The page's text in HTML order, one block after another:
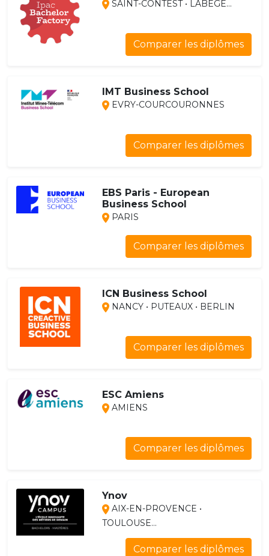
SAINT-CONTEST • LABÈGE...
Comparer les diplômes
IMT Business School
EVRY-COURCOURONNES
Comparer les diplômes
EBS Paris - European
Business School
PARIS
Comparer les diplômes
ICN Business School
NANCY • PUTEAUX • BERLIN
Comparer les diplômes
ESC Amiens
AMIENS
Comparer les diplômes
Ynov
AIX-EN-PROVENCE •
TOULOUSE...
Comparer les diplômes